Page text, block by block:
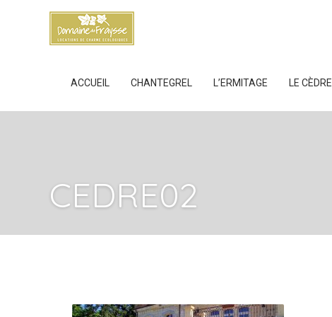
ACCUEIL CHANTEGREL L’ERMITAGE LE CÈDRE
CEDRE02